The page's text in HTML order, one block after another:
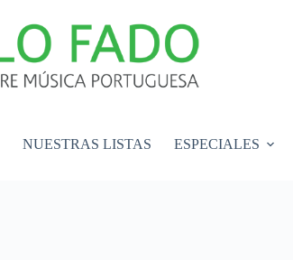
NUESTRAS LISTAS ESPECIALES